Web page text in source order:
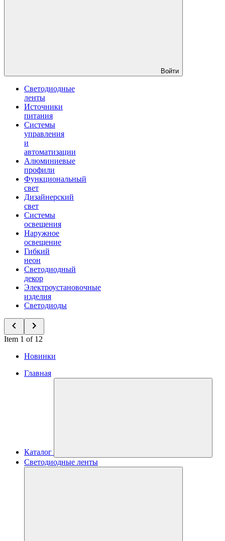
Войти
Светодиодные
ленты
Источники
питания
Системы
управления
и
автоматизации
Алюминиевые
профили
Функциональный
свет
Дизайнерский
свет
Системы
освещения
Наружное
освещение
Гибкий
неон
Светодиодный
декор
Электроустановочные
изделия
Светодиоды
Item 1 of 12
Новинки
Главная
Каталог
Светодиодные ленты